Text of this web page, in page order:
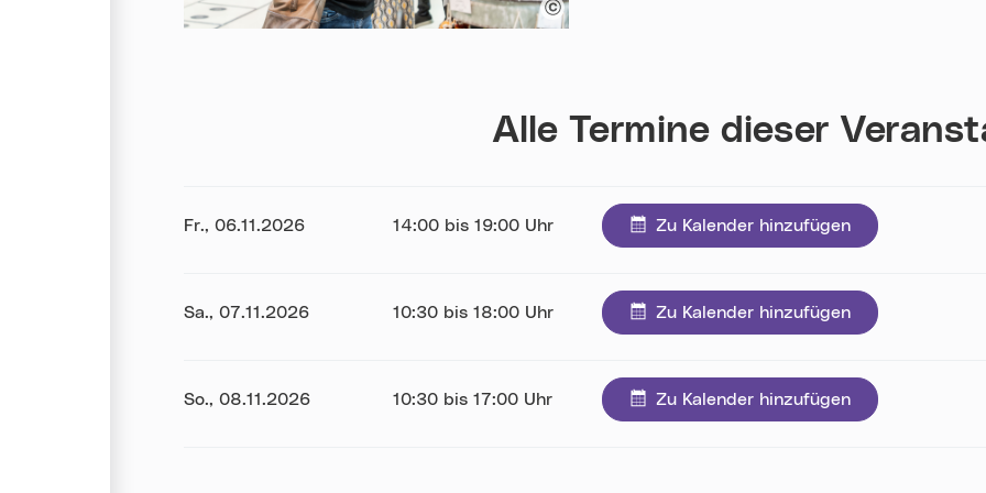
Alle Termine dieser
Datum:
Fr., 06.11.2026 Uhrzeit:
14:00 bis 19:00 Uhr Zu Kalender hinzufügen
Datum:
Sa., 07.11.2026 Uhrzeit:
10:30 bis 18:00 Uhr Zu Kalender hinzufügen
Datum:
So., 08.11.2026 Uhrzeit:
10:30 bis 17:00 Uhr Zu Kalender hinzufügen